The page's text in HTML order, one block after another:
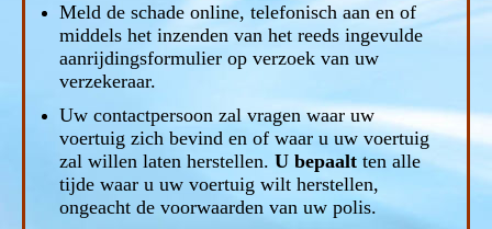
Meld de schade online, telefonisch aan en of
middels het inzenden van het reeds ingevulde
aanrijdingsformulier op verzoek van uw
verzekeraar.
Uw contactpersoon zal vragen waar uw
voertuig zich bevind en of waar u uw voertuig
zal willen laten herstellen. U bepaalt ten alle
tijde waar u uw voertuig wilt herstellen,
ongeacht de voorwaarden van uw polis.